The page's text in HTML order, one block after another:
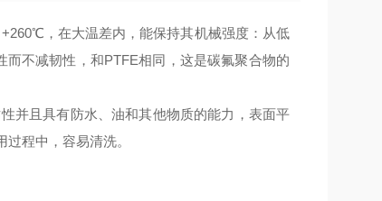
，在大温差内，能保持其机械强度：从低
而不减韧性，和PTFE相同，这是碳氟聚合物的
并且具有防水、油和其他物质的能力，表面平
程中，容易清洗。